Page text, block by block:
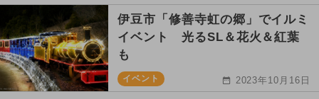
伊豆市「修善寺虹の郷」でイルミ
イベント 光るSL＆花火＆紅葉
も
イベント 2023年10月16日